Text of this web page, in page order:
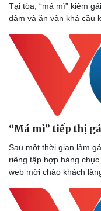
Sức khỏe
Dinh dưỡng - món ngon
Cây thuốc
Sản phụ khoa
Tại tòa, “má mì” kiêm
đậm và ăn vận khá cầu
“Má mì” tiếp thị
Sau một thời gian làm
riêng tập hợp hàng
web mời chào khách